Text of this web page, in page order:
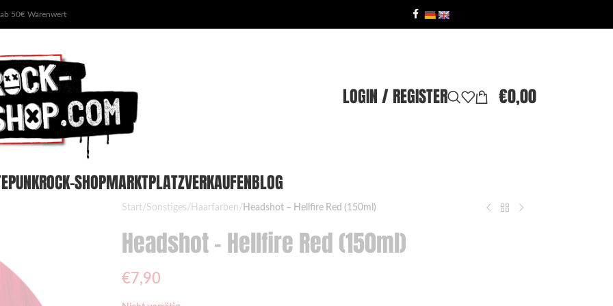
50€ Warenwert
LOGIN / REGISTER €0,00
PUNKROCK-SHOPMARKTPLATZVERKAUFENBLOG
Start/Sonstiges/ Haarfarben/ Headshot – Hellfire Red (150ml)
Headshot – Hellfire Red (150ml)
€7,90